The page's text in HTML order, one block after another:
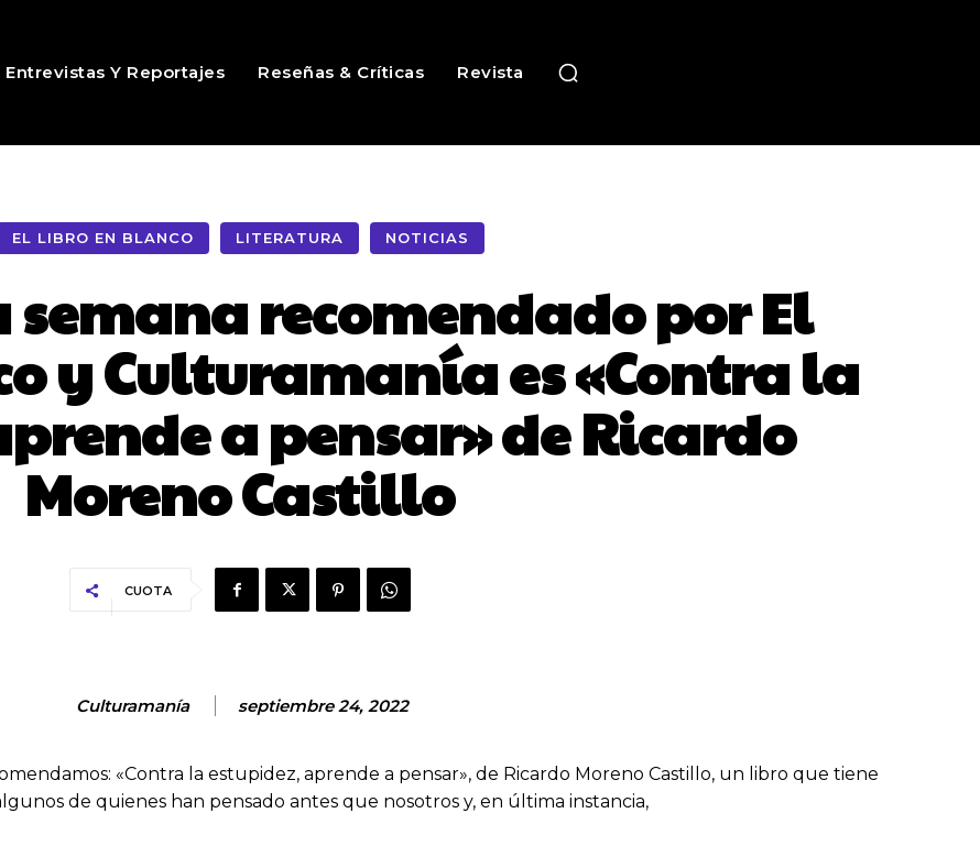
Entrevistas Y Reportajes Reseñas & Críticas Revista
EL LIBRO EN BLANCO LITERATURA NOTICIAS
semana recomendado por El
y Culturamanía es «Contra la
a pensar» de Ricardo
Moreno Castillo
CUOTA
Culturamanía septiembre 24, 2022
«Contra la estupidez, aprende a pensar», de Ricardo Moreno Castillo, un libro que tiene
de quienes han pensado antes que nosotros y, en última instancia,